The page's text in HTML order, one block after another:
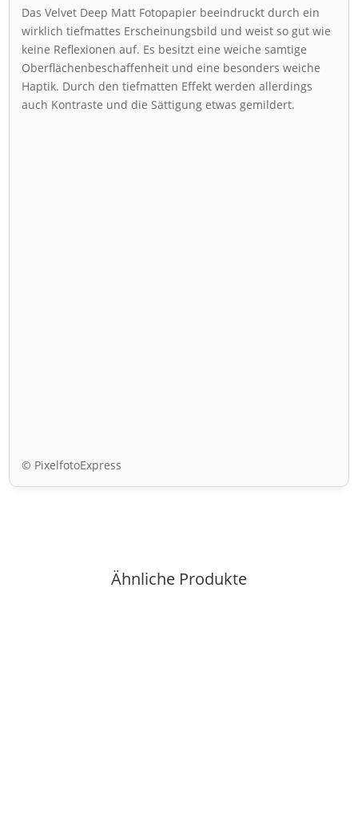
Das Velvet Deep Matt Fotopapier beeindruckt durch ein
wirklich tiefmattes Erscheinungsbild und weist so gut wie
keine Reflexionen auf. Es besitzt eine weiche samtige
Oberflächenbeschaffenheit und eine besonders weiche
Haptik. Durch den tiefmatten Effekt werden allerdings
auch Kontraste und die Sättigung etwas gemildert.
© PixelfotoExpress
Ähnliche Produkte